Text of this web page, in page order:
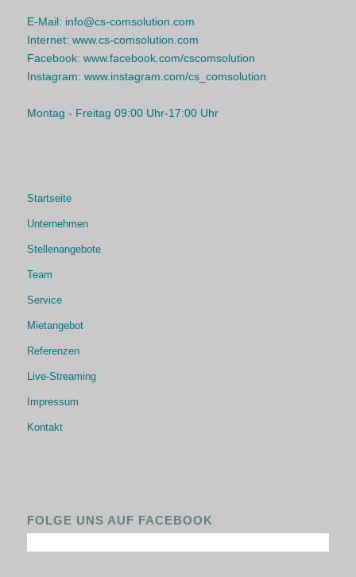
E-Mail: info@cs-comsolution.com
Internet: www.cs-comsolution.com
Facebook: www.facebook.com/cscomsolution
Instagram: www.instagram.com/cs_comsolution
Montag - Freitag 09:00 Uhr-17:00 Uhr
Startseite
Unternehmen
Stellenangebote
Team
Service
Mietangebot
Referenzen
Live-Streaming
Impressum
Kontakt
FOLGE UNS AUF FACEBOOK